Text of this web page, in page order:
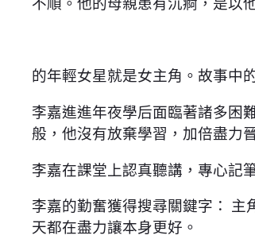
的年輕女星就是女主角。故事中
李嘉進進年夜學后面臨著諸多困
般，他沒有放棄學習，加倍盡力
李嘉在課堂上認真聽講，專心記
李嘉的勤奮獲得搜尋關鍵字：
天都在盡力讓本身更好。